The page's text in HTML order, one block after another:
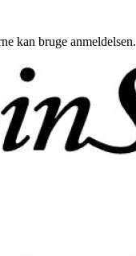
kan bruge anmeldelsen.